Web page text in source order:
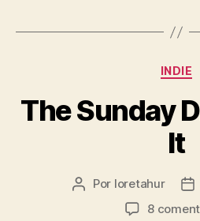
INDIE
The Sunday
It
Autor
Por loretahur
8